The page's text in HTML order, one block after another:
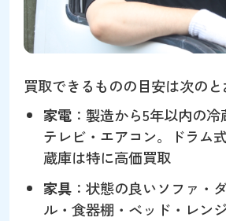
買取できるものの目安は次のと
家電 ：製造から5年以内の冷
テレビ・エアコン。ドラム
蔵庫は特に高価買取
家具 ：状態の良いソファ・
ル・食器棚・ベッド・レン